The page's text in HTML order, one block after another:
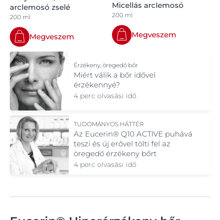
arclemosó zselé
200 ml
Megveszem
Micellás arclemosó
200 ml
Megveszem
Érzékeny, öregedő bőr
Miért válik a bőr idővel
érzékennyé?
4 perc olvasási idő
TUDOMÁNYOS HÁTTÉR
Az Eucerin® Q10 ACTIVE puhává
teszi és új erővel tölti fel az
öregedő érzékeny bőrt
4 perc olvasási idő